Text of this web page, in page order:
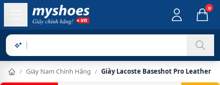
0
Sản phẩm
/ Giày Nam Chính Hãng / Giày Lacoste Baseshot Pro Leather